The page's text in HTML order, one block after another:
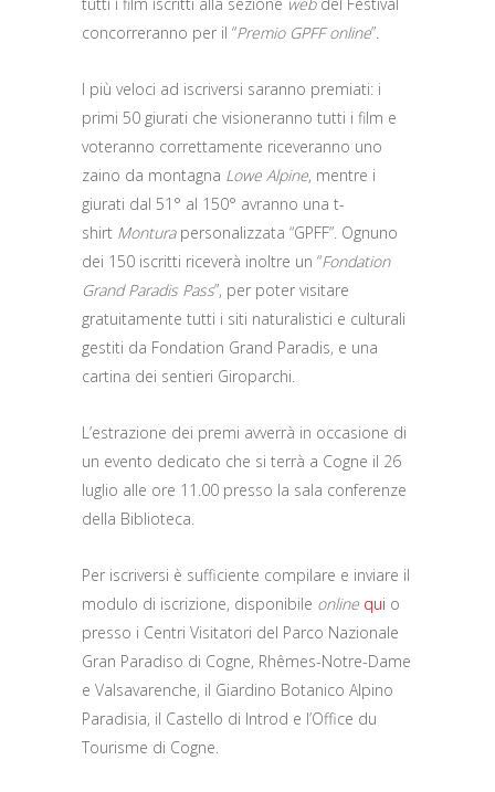
concorreranno per il “Premio GPFFonline”.
I più veloci ad iscriversi saranno premiati: i
primi 50 giurati che visioneranno tutti i film e
voteranno correttamente riceveranno uno
zaino da montagna Lowe Alpine, mentre i
giurati dal 51° al 150° avranno una t-
shirt Monturapersonalizzata “GPFF”. Ognuno
dei 150 iscritti riceverà inoltre un “Fondation
Grand Paradis Pass”, per poter visitare
gratuitamente tutti i siti naturalistici e culturali
gestiti da Fondation Grand Paradis, e una
cartina dei sentieri Giroparchi.
L’estrazione dei premi avverrà in occasione di
un evento dedicato che si terrà a Cogne il 26
luglio alle ore 11.00 presso la sala conferenze
della Biblioteca.
Per iscriversi è sufficiente compilare e inviare il
modulo di iscrizione, disponibile online qui o
presso i Centri Visitatori del Parco Nazionale
Gran Paradiso di Cogne, Rhêmes-Notre-Dame
e Valsavarenche, il Giardino Botanico Alpino
Paradisia, il Castello di Introd e l’Office du
Tourisme di Cogne.